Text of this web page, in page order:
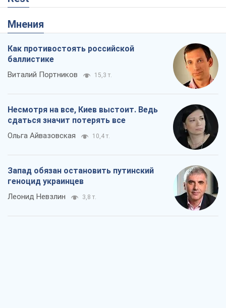
Мнения
Как противостоять российской
баллистике
Виталий Портников 15,3 т.
Несмотря на все, Киев выстоит. Ведь
сдаться значит потерять все
Ольга Айвазовская 10,4 т.
Запад обязан остановить путинский
геноцид украинцев
Леонид Невзлин 3,8 т.